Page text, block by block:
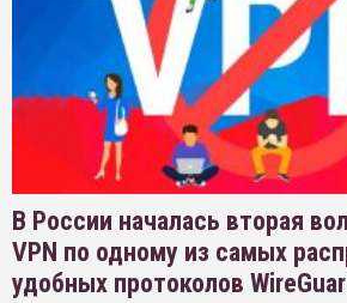
В России началась вторая
VPN по одному из самых
удобных протоколов